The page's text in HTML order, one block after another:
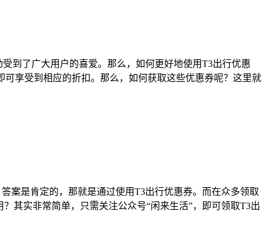
到了广大用户的喜爱。那么，如何更好地使用T3出行优惠
享受到相应的折扣。那么，如何获取这些优惠券呢？这里就
案是肯定的，那就是通过使用T3出行优惠券。而在众多领取
其实非常简单，只需关注公众号“闲来生活”，即可领取T3出